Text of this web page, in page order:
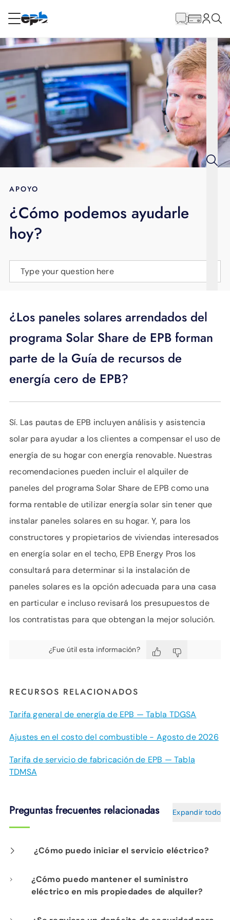
RESIDENCIAL
Internet
Energía
Televisión
BLOG
APOYO
principal
APOYO
¿Cómo podemos ayudarle
hoy?
Type your question here
¿Los paneles solares arrendados del
programa Solar Share de EPB forman
parte de la Guía de recursos de
energía cero de EPB?
Sí. Las pautas de EPB incluyen análisis y asistencia
solar para ayudar a los clientes a compensar el uso de
energía de su hogar con energía renovable. Nuestras
recomendaciones pueden incluir el alquiler de
paneles del programa Solar Share de EPB como una
forma rentable de utilizar energía solar sin tener que
instalar paneles solares en su hogar. Y, para los
constructores y propietarios de viviendas interesados
​​en energía solar en el techo, EPB Energy Pros los
consultará para determinar si la instalación de
paneles solares es la opción adecuada para una casa
en particular e incluso revisará los presupuestos de
los contratistas para que obtengan la mejor solución.
¿Fue útil esta información?
RECURSOS RELACIONADOS
Tarifa general de energía de EPB — Tabla TDGSA
Ajustes en el costo del combustible - Agosto de 2026
Tarifa de servicio de fabricación de EPB — Tabla
TDMSA
Preguntas frecuentes relacionadas Expandir todo
¿Cómo puedo iniciar el servicio eléctrico?
Comience el servicio eléctrico aquí
¿Cómo puedo mantener el suministro
eléctrico en mis propiedades de alquiler?